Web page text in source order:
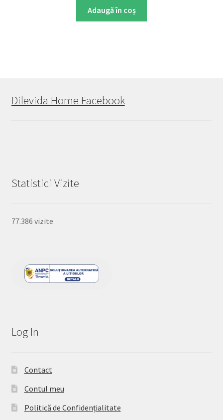
Adaugă în coș
Dilevida Home Facebook
Statistici Vizite
77.386 vizite
Log In
Contact
Contul meu
Politică de Confidențialitate